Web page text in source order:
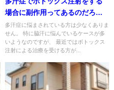
場合に副作用ってあるのだろう
か？
多汗症に悩まされている方は少なくありま
せん。 特に脇汗に悩んでいるケースが多
いようなのですが、 最近ではボトックス
注射による治療を受ける方が...